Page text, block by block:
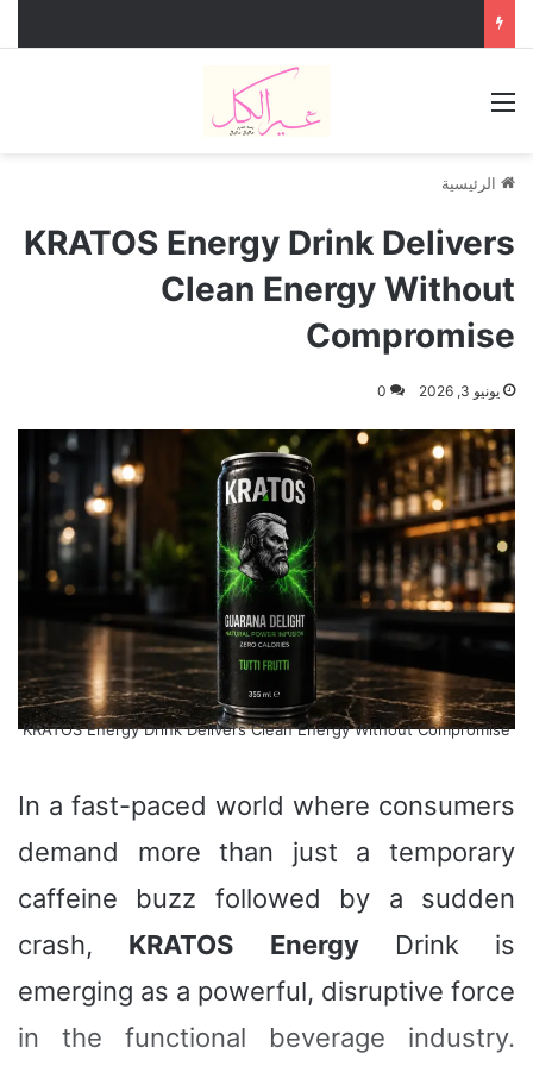
الرئيسية
KRATOS Energy Drink Delivers
Clean Energy Without
Compromise
يونيو 3, 2026 0
KRATOS Energy Drink Delivers Clean Energy Without Compromise
​In a fast-paced world where consumers
demand more than just a temporary
caffeine buzz followed by a sudden
crash, KRATOS EnergyDrink is
emerging as a powerful, disruptive force
in the functional beverage industry.